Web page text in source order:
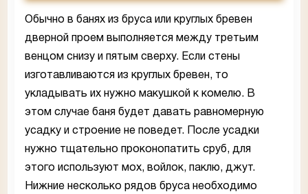
Обычно в банях из бруса или круглых бревен
дверной проем выполняется между третьим
венцом снизу и пятым сверху. Если стены
изготавливаются из круглых бревен, то
укладывать их нужно макушкой к комелю. В
этом случае баня будет давать равномерную
усадку и строение не поведет. После усадки
нужно тщательно проконопатить сруб, для
этого используют мох, войлок, паклю, джут.
Нижние несколько рядов бруса необходимо